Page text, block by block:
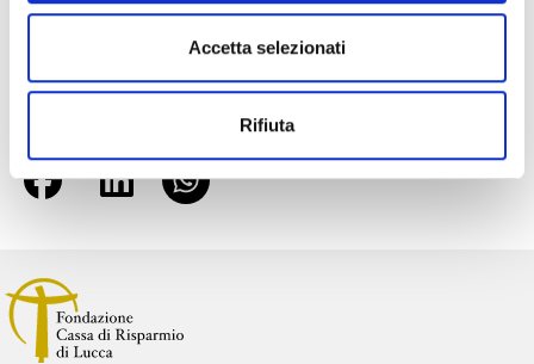
Accetta selezionati
Rifiuta
Infrastrutture e dotazioni strumentali”.
Nella foto: La Torricella di Castiglione Garfagnana, restaurata